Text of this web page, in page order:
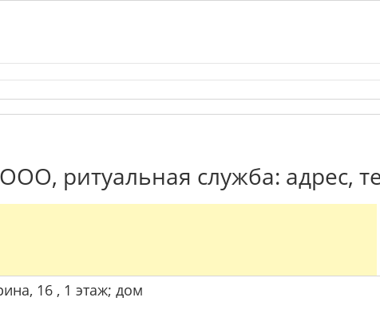
ритуальная служба: адрес,
16 , 1 этаж; дом